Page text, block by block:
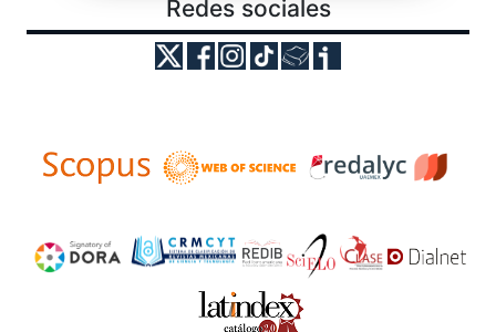
Redes sociales